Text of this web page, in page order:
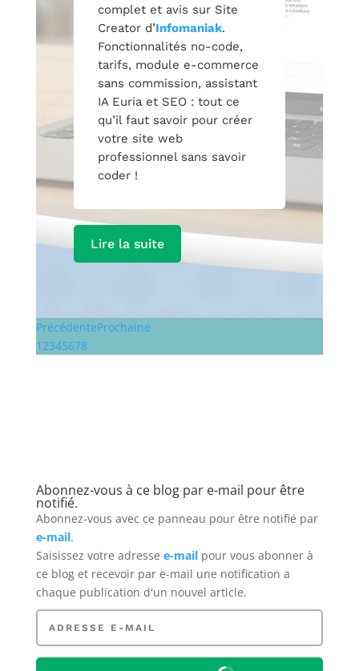
complet et avis sur Site
Creator d’Infomaniak.
Fonctionnalités no-code,
tarifs, module e-commerce
sans commission, assistant
IA Euria et SEO : tout ce
qu’il faut savoir pour créer
votre site web
professionnel sans savoir
coder !
Lire la suite
PrécédenteProchaine
1 2345678
Abonnez-vous à ce blog par e-mail pour être
notifié.
Abonnez-vous avec ce panneau pour être notifié par
e-mail.
Saisissez votre adresse e-mailpour vous abonner à
ce bloget recevoir par e-mail une notification a
chaque publication d'un nouvel article.
Adresse
mail